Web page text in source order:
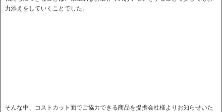
力添えをしていくことでした。
そんな中、コストカット面でご協力できる商品を提携会社様よりお知らせいた